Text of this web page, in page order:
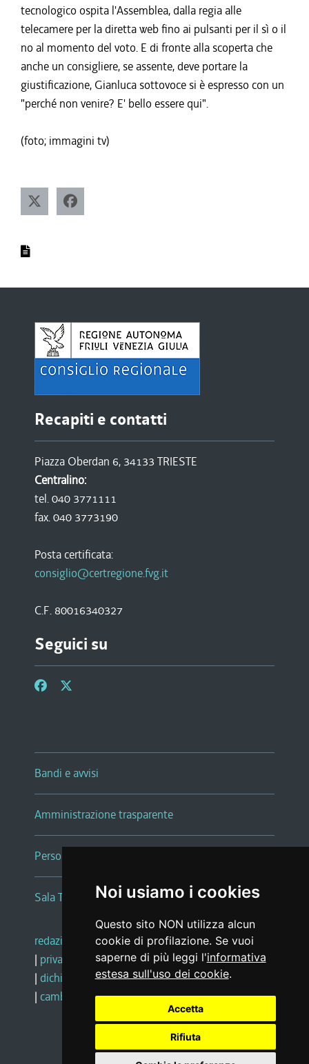
Noi usiamo i cookies
Questo sito NON utilizza alcun
cookie di profilazione. Se vuoi
saperne di più leggi l'informativa
estesa sull'uso dei cookie.
Accetta
Rifiuta
tecnologico ospita l'Assemblea, dalla regia alle
telecamere per la diretta web fino ai pulsanti per il sì o il
no al momento del voto. E di fronte alla scoperta che
anche un consigliere, se assente, deve portare la
giustificazione, Gianluca sottovoce si è espresso con un
"perché non venire? E' bello essere qui".
(foto; immagini tv)
Recapiti e contatti
Piazza Oberdan 6, 34133 TRIESTE
Centralino:
tel. 040 3771111
fax. 040 3773190
Posta certificata:
consiglio@certregione.fvg.it
C.F. 80016340327
Seguici su
Bandi e avvisi
Amministrazione trasparente
Persone e Uffici
Sala Tiziano Tessitori
redazione web |note legali |glossario
| privacy
social media policy
| dichiarazione di accessibilità |feedback
| cambio preferenze cookie
Realizzato da